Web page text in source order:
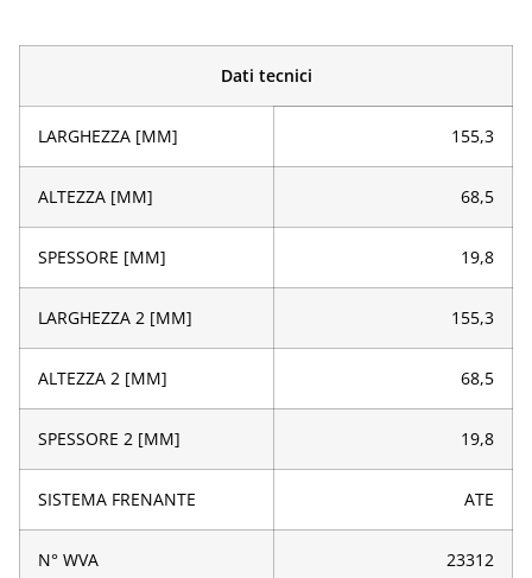
Dati tecnici
LARGHEZZA [MM] 155,3
ALTEZZA [MM] 68,5
SPESSORE [MM] 19,8
LARGHEZZA 2 [MM] 155,3
ALTEZZA 2 [MM] 68,5
SPESSORE 2 [MM] 19,8
SISTEMA FRENANTE ATE
N° WVA 23312